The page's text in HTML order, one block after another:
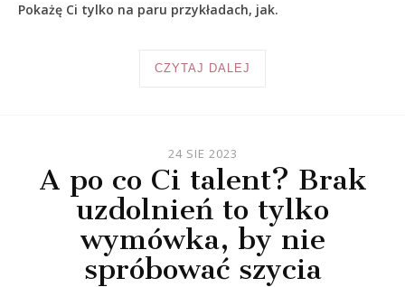
Pokażę Ci tylko na paru przykładach, jak.
CZYTAJ DALEJ
24 SIE 2023
A po co Ci talent? Brak
uzdolnień to tylko
wymówka, by nie
spróbować szycia